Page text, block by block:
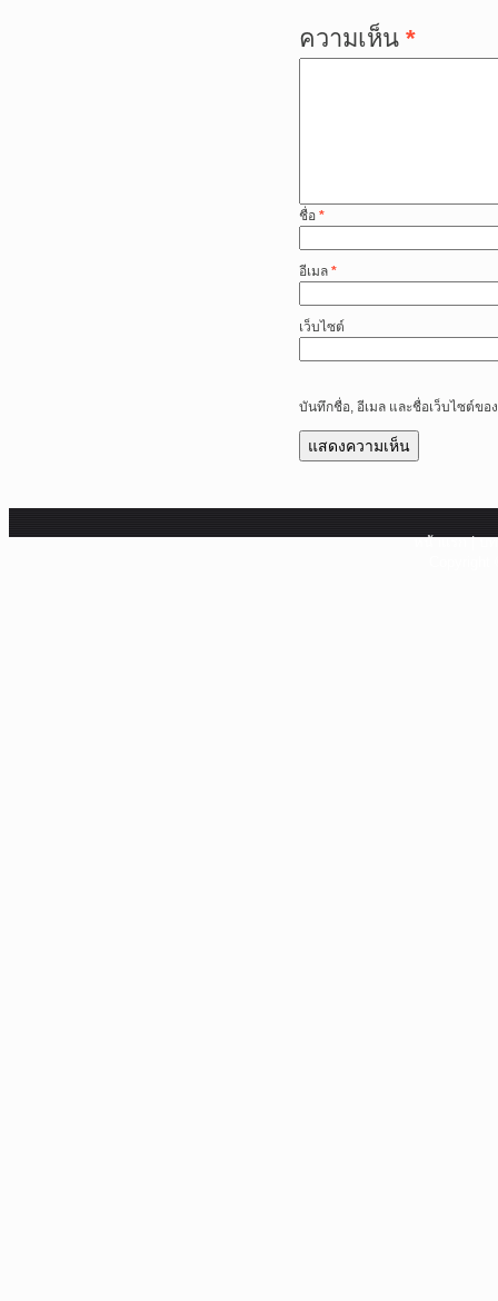
ความเห็น *
ชื่อ *
อีเมล *
เว็บไซต์
บันทึกชื่อ, อีเมล และชื่อเว็บไซต์ขอ
หน้าแรก|บ